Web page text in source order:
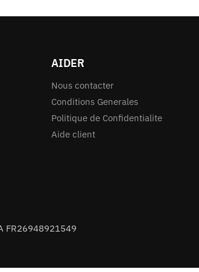
AIDER
Nous contacter
Conditions Generales
Politique de Confidentialite
Aide client
FR26948921549